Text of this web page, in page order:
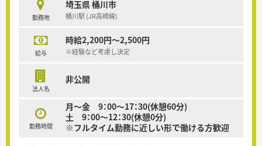
勤務地
埼玉県 桶川市
桶川駅 (JR高崎線)
給与
時給2,200円～2,500円
※経験など考慮し決定
法人名
非公開
勤務時間
月～金 9：00～17：30(休憩60分)
土 9：00～12：30(休憩0分)
※フルタイム勤務に近しい形で働ける方歓迎